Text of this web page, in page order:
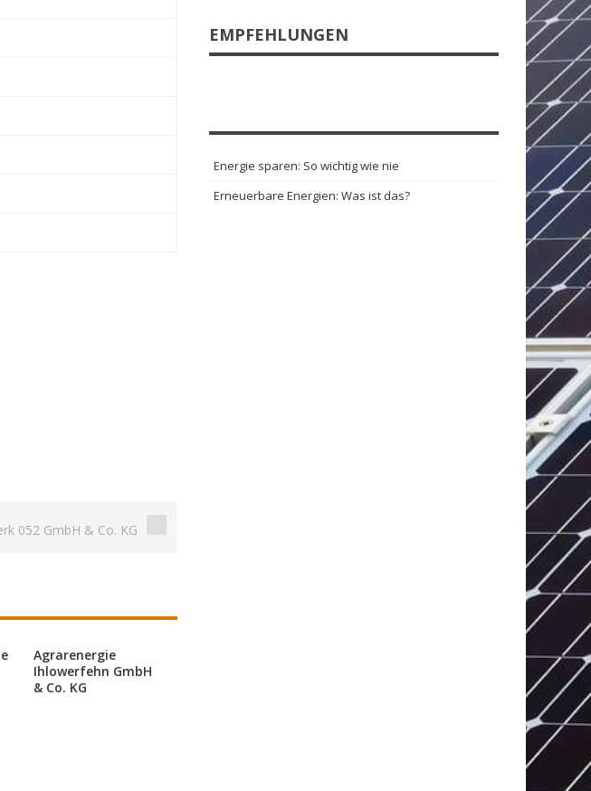
052 GmbH & Co. KG
Agrarenergie
Ihlowerfehn GmbH
& Co. KG
EMPFEHLUNGEN
Energie sparen: So wichtig wie nie
Erneuerbare Energien: Was ist das?